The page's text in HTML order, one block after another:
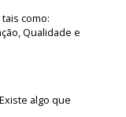
como:
Qualidade e
algo que